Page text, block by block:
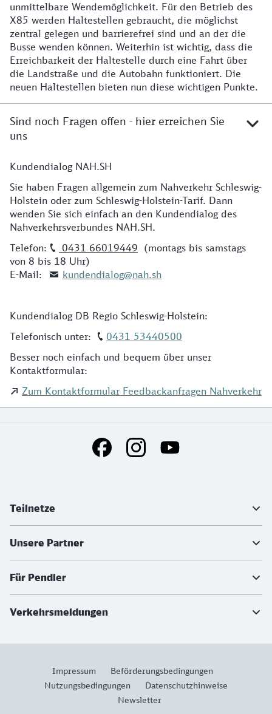
unmittelbare Wendemöglichkeit. Für den Betrieb des
X85 werden Haltestellen gebraucht, die möglichst
zentral gelegen und barrierefrei sind und an der die
Busse wenden können. Weiterhin ist wichtig, dass die
Erreichbarkeit der Haltestelle durch eine Fahrt über
die Landstraße und die Autobahn funktioniert. Die
neuen Haltestellen bieten nun diese wichtigen Punkte.
Sind noch Fragen offen - hier erreichen Sie
uns
Kontaktmöglichkeiten Kundendialog
Kundendialog NAH.SH
Sie haben Fragen allgemein zum Nahverkehr Schleswig-
Holstein oder zum Schleswig-Holstein-Tarif. Dann
wenden Sie sich einfach an den Kundendialog des
Nahverkehrsverbundes NAH.SH.
Telefon:
0431 66019449 (montags bis samstags
von 8 bis 18 Uhr)
E-Mail:
kundendialog@nah.sh
Kundendialog DB Regio Schleswig-Holstein:
Telefonisch unter:
0431 53440500
Besser noch einfach und bequem über unser
Kontaktformular:
Zum Kontaktformular Feedbackanfragen Nahverkehr
Social Media Links
Teilnetze
Unsere Partner
Für Pendler
Verkehrsmeldungen
Impressum
Beförderungsbedingungen
Nutzungsbedingungen
Datenschutzhinweise
Newsletter